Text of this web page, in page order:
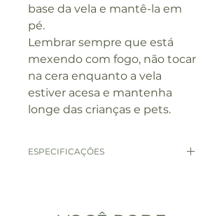
base da vela e mantê-la em
pé.
Lembrar sempre que está
mexendo com fogo, não tocar
na cera enquanto a vela
estiver acesa e mantenha
longe das crianças e pets.
ESPECIFICAÇÕES